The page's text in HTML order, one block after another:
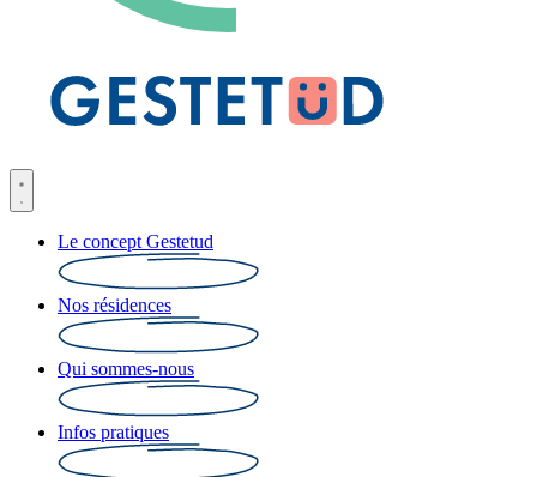
Le concept Gestetud
Nos résidences
Qui sommes-nous
Infos pratiques